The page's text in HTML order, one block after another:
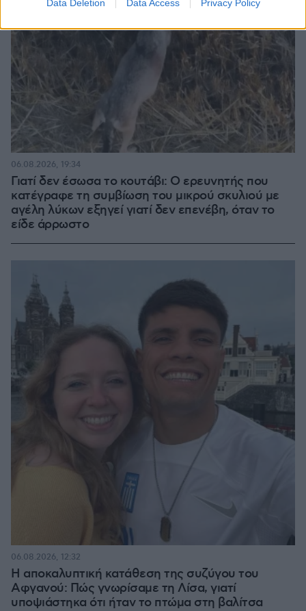
Data Deletion Data Access Privacy Policy
Γιατί δεν έσωσα το κουτάβι: Ο ερευνητής που
κατέγραφε τη συμβίωση του μικρού σκυλιού με
αγέλη λύκων εξηγεί γιατί δεν επενέβη, όταν το
είδε άρρωστο
06.08.2026, 19:34
Η αποκαλυπτική κατάθεση της συζύγου του
Αφγανού: Πώς γνωρίσαμε τη Λίσα, γιατί
υποψιάστηκα ότι ήταν το πτώμα στη βαλίτσα
06.08.2026, 12:32